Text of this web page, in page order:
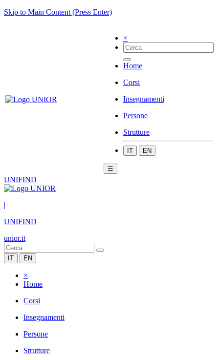
Skip to Main Content (Press Enter)
×
Home
Corsi
Insegnamenti
Persone
Strutture
IT EN
☰
UNIFIND
|
UNIFIND
unior.it
IT EN
×
Home
Corsi
Insegnamenti
Persone
Strutture